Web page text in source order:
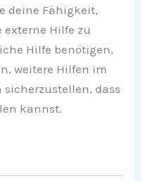
deine Fähigkeit,
Hilfe zu
Hilfe benötigen,
weitere Hilfen im
dass
kannst.